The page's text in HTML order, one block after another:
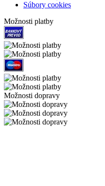
Súbory cookies
Možnosti platby
Možnosti dopravy